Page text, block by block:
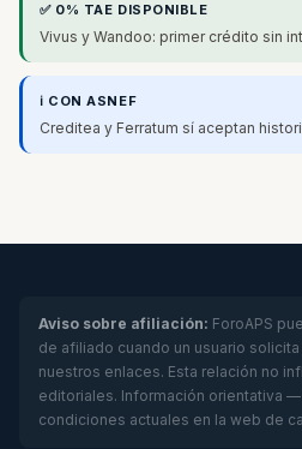
✅ 0% TAE DISPONIBLE
Vivus y Wandoo: primer crédito sin
ℹ️ CON ASNEF
Creditea y Ferratum sí aceptan
Aviso sobre afiliación: ForoAPS
de afiliado cuando un usuario
nuestros enlaces. Esta relación no
editoriales. Información orientativa
condiciones actuales en la web de